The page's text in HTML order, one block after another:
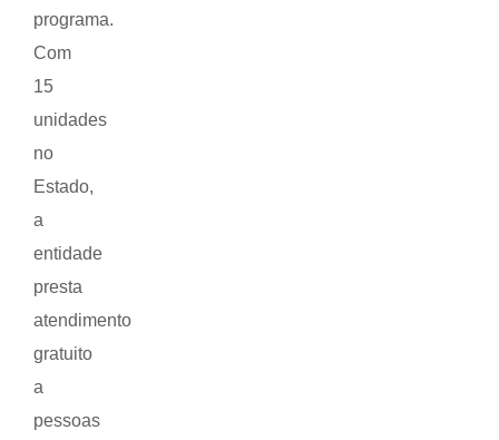
programa.
Com
15
unidades
no
Estado,
a
entidade
presta
atendimento
gratuito
a
pessoas